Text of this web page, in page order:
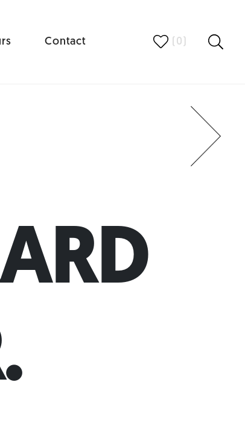
Contact 0
Next